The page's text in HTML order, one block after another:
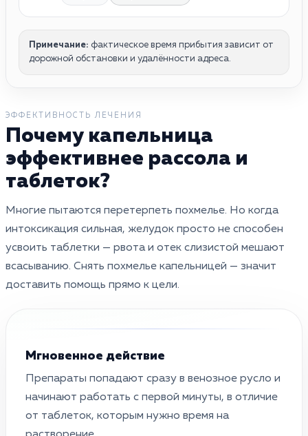
Примечание: фактическое время прибытия зависит от
дорожной обстановки и удалённости адреса.
ЭФФЕКТИВНОСТЬ ЛЕЧЕНИЯ
Почему капельница
эффективнее рассола и
таблеток?
Многие пытаются перетерпеть похмелье. Но когда
интоксикация сильная, желудок просто не способен
усвоить таблетки — рвота и отек слизистой мешают
всасыванию. Снять похмелье капельницей — значит
доставить помощь прямо к цели.
Мгновенное действие
Препараты попадают сразу в венозное русло и
начинают работать с первой минуты, в отличие
от таблеток, которым нужно время на